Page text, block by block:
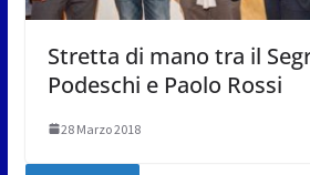
Stretta di mano tra il
Podeschi e Paolo Rossi
28 Marzo 2018